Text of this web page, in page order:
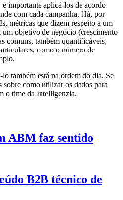
importante aplicá-los de acordo
com cada campanha. Há, por
métricas que dizem respeito a um
objetivo de negócio (crescimento
comuns, também quantificáveis,
como o número de
lo também está na ordem do dia. Se
sobre como utilizar os dados para
o time da Intelligenzia.
ABM faz sentido
B2B técnico de